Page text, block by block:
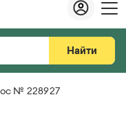
Найти
№ 228927